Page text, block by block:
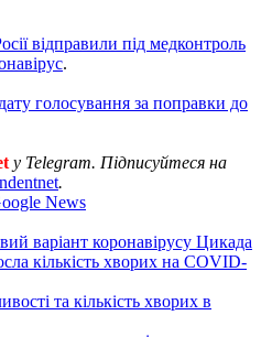
відправили під медконтроль
.
голосування за поправки до
у Telegram. Підписуйтеся на
.
News
варіант коронавірусу Цикада
кількість хворих на COVID-
та кількість хворих в